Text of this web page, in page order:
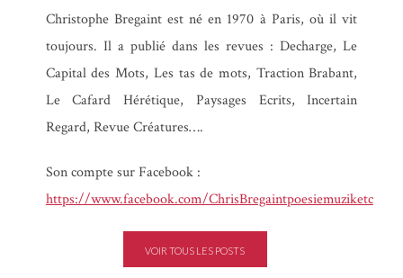
Christophe Bregaint est né en 1970 à Paris, où il vit
toujours. Il a publié dans les revues : Decharge, Le
Capital des Mots, Les tas de mots, Traction Brabant,
Le Cafard Hérétique, Paysages Ecrits, Incertain
Regard, Revue Créatures….
Son compte sur Facebook :
https://www.facebook.com/ChrisBregaintpoesiemuziketc
VOIR TOUS LES POSTS